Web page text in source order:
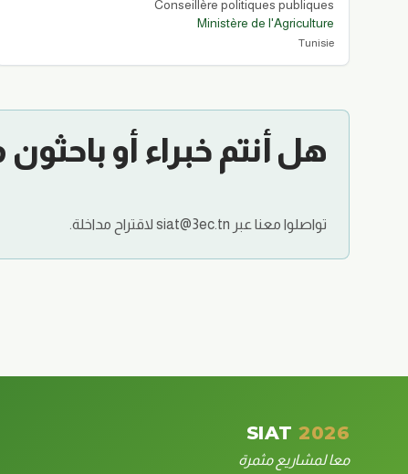
Conseillère politiques publiques
Ministère de l'Agriculture
Tunisie
هل أنتم خبراء أو
تواصلوا معنا عبر siat@3ec.tn لاقتراح مداخلة.
SIAT 2026
معا لمشاريع مثمرة